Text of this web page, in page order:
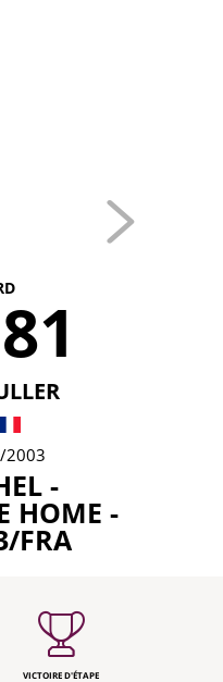
2003
-
HOME -
FRA
VICTOIRE D'ÉTAPE